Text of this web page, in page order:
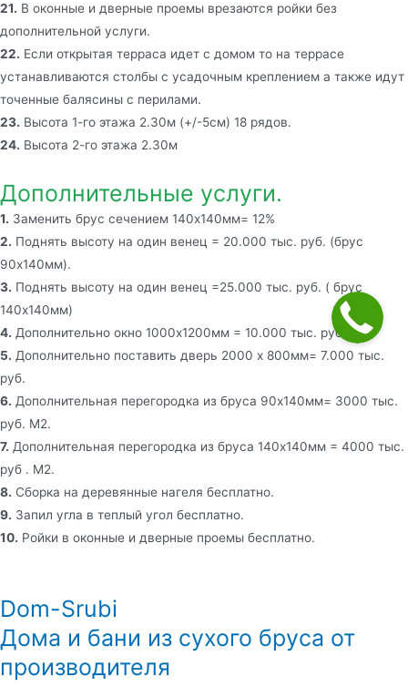
21. В оконные и дверные проемы врезаются ройки без
дополнительной услуги.
22. Если открытая терраса идет с домом то на террасе
устанавливаются столбы с усадочным креплением а также идут
точенные балясины с перилами.
23. Высота 1-го этажа 2.30м (+/-5см) 18 рядов.
24. Высота 2-го этажа 2.30м
Дополнительные услуги.
1. Заменить брус сечением 140х140мм= 12%
2. Поднять высоту на один венец = 20.000 тыс. руб. (брус
90х140мм).
3. Поднять высоту на один венец =25.000 тыс. руб. ( брус
140х140мм)
4. Дополнительно окно 1000х1200мм = 10.000 тыс. руб.
5. Дополнительно поставить дверь 2000 х 800мм= 7.000 тыс.
руб.
6. Дополнительная перегородка из бруса 90х140мм= 3000 тыс.
руб. М2.
7. Дополнительная перегородка из бруса 140х140мм = 4000 тыс.
руб . М2.
8. Сборка на деревянные нагеля бесплатно.
9. Запил угла в теплый угол бесплатно.
10. Ройки в оконные и дверные проемы бесплатно.
Dom-Srubi
Дома и бани из сухого бруса от
производителя